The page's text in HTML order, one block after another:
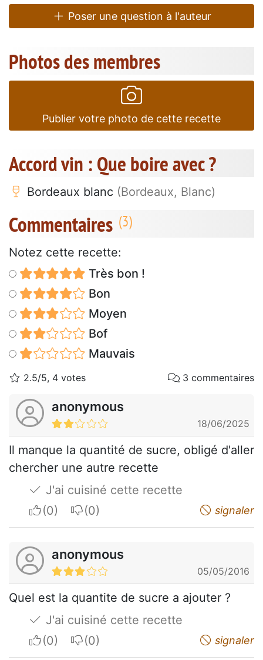
Poser une question à l'auteur
Photos des membres
Publier votre photo de cette recette
Accord vin : Que boire avec ?
Bordeaux blanc (Bordeaux, Blanc)
Commentaires
Notez cette recette:
Très bon !
Bon
Moyen
Bof
Mauvais
2.5/5, 4 votes 3 commentaires
anonymous
18/06/2025
Il manque la quantité de sucre, obligé d'aller
chercher une autre recette
J'ai cuisiné cette recette
I apreciateI do not appreciate signaler
anonymous
05/05/2016
Quel est la quantite de sucre a ajouter ?
J'ai cuisiné cette recette
I apreciateI do not appreciate signaler